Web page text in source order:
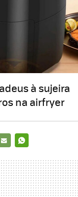
à sujeira
na airfryer